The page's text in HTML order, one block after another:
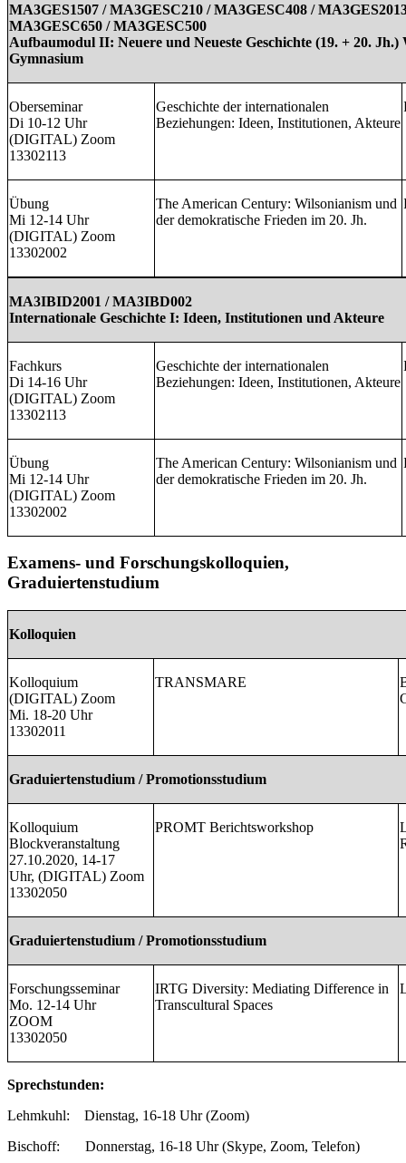
MA3GES1507 / MA3GESC210 / MA3GESC408 /
MA3GESC650 / MA3GESC500
Aufbaumodul II: Neuere und Neueste Geschichte (19. + 20.
Gymnasium
Oberseminar
Di 10-12 Uhr
(DIGITAL) Zoom
13302113
Geschichte der internationalen
Beziehungen: Ideen, Institutionen, Akteure
Übung
Mi 12-14 Uhr
(DIGITAL) Zoom
13302002
The American Century: Wilsonianism und
der demokratische Frieden im 20. Jh.
MA3IBID2001 / MA3IBD002
Internationale Geschichte I: Ideen, Institutionen und Akteure
Fachkurs
Di 14-16 Uhr
(DIGITAL) Zoom
13302113
Geschichte der internationalen
Beziehungen: Ideen, Institutionen, Akteure
Übung
Mi 12-14 Uhr
(DIGITAL) Zoom
13302002
The American Century: Wilsonianism und
der demokratische Frieden im 20. Jh.
Examens- und Forschungskolloquien,
Graduiertenstudium
Kolloquien
Kolloquium
(DIGITAL) Zoom
Mi. 18-20 Uhr
13302011
TRANSMARE
Graduiertenstudium / Promotionsstudium
Kolloquium
Blockveranstaltung
27.10.2020, 14-17
Uhr, (DIGITAL) Zoom
13302050
PROMT Berichtsworkshop
Graduiertenstudium / Promotionsstudium
Forschungsseminar
Mo. 12-14 Uhr
ZOOM
13302050
IRTG Diversity: Mediating Difference in
Transcultural Spaces
Sprechstunden:
Lehmkuhl: Dienstag, 16-18 Uhr (Zoom)
Bischoff: Donnerstag, 16-18 Uhr (Skype, Zoom, Telefon)